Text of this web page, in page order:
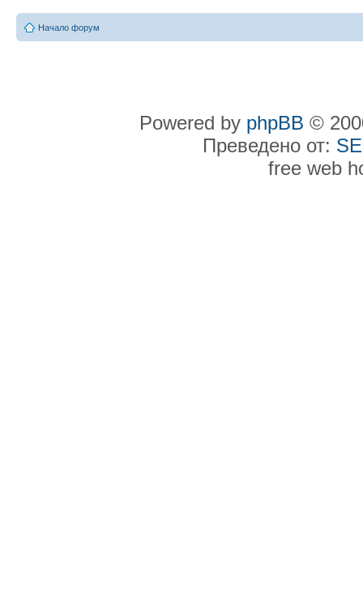
Начало форум
Powered by phpBB ©
Преведено от:
free web